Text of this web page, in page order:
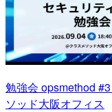
勉強会 opsmethod
ソッド大阪オフィス